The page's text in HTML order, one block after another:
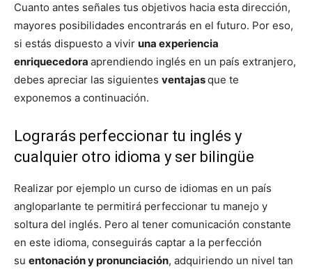
Cuanto antes señales tus objetivos hacia esta dirección,
mayores posibilidades encontrarás en el futuro. Por eso,
si estás dispuesto a vivir una experiencia
enriquecedora aprendiendo inglés en un país extranjero,
debes apreciar las siguientes ventajasque te
exponemos a continuación.
Lograrás perfeccionar tu inglés y
cualquier otro idioma y ser bilingüe
Realizar por ejemplo un curso de idiomas en un país
angloparlante te permitirá perfeccionar tu manejo y
soltura del inglés. Pero al tener comunicación constante
en este idioma, conseguirás captar a la perfección
su entonación y pronunciación, adquiriendo un nivel tan